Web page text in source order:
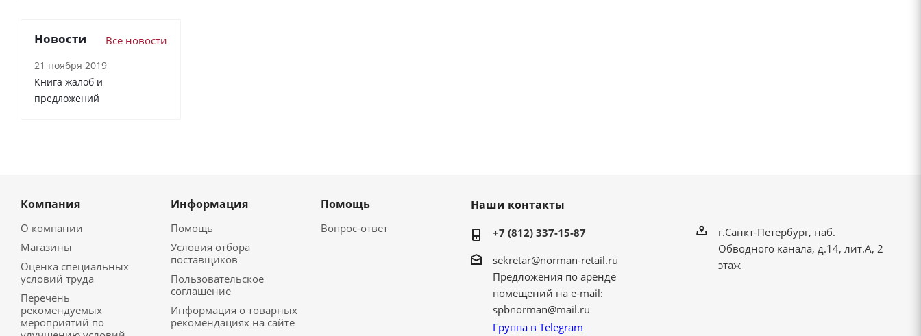
Новости Все новости
21 ноября 2019
Книга жалоб и
предложений
Компания
О компании
Магазины
Оценка специальных
условий труда
Перечень
рекомендуемых
мероприятий по
Информация
Помощь
Условия отбора
поставщиков
Пользовательское
соглашение
Информация о товарных
рекомендациях на сайте
Помощь
Вопрос-ответ
Наши контакты
+7 (812) 337-15-87
sekretar@norman-retail.ru
Предложения по аренде
помещений на e-mail:
spbnorman@mail.ru
Группа в Telegram
г.Санкт-Петербург, наб.
Обводного канала, д.14, лит.А, 2
этаж